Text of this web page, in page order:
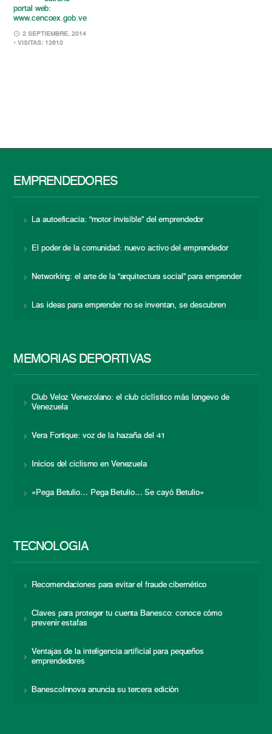
portal web:
www.cencoex.gob.ve
2 SEPTIEMBRE, 2014
• VISITAS: 12610
EMPRENDEDORES
La autoeficacia: “motor invisible” del emprendedor
El poder de la comunidad: nuevo activo del emprendedor
Networking: el arte de la “arquitectura social” para emprender
Las ideas para emprender no se inventan, se descubren
MEMORIAS DEPORTIVAS
Club Veloz Venezolano: el club ciclístico más longevo de
Venezuela
Vera Fortique: voz de la hazaña del 41
Inicios del ciclismo en Venezuela
«Pega Betulio… Pega Betulio… Se cayó Betulio»
TECNOLOGÍA
Recomendaciones para evitar el fraude cibernético
Claves para proteger tu cuenta Banesco: conoce cómo
prevenir estafas
Ventajas de la inteligencia artificial para pequeños
emprendedores
BanescoInnova anuncia su tercera edición